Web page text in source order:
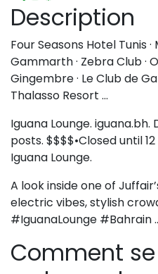
Description
Four Seasons Hotel Tunis ·
Gammarth · Zebra Club ·
Gingembre · Le Club de
Thalasso Resort …
Iguana Lounge. iguana.bh.
posts. $$$$•Closed until
Iguana Lounge.
A look inside one of
electric vibes, stylish
#IguanaLounge #Bahrain
Comment